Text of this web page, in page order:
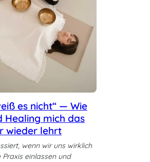
es nicht“ — Wie
Healing mich das
wieder lehrt
wenn wir uns wirklich
Praxis einlassen und